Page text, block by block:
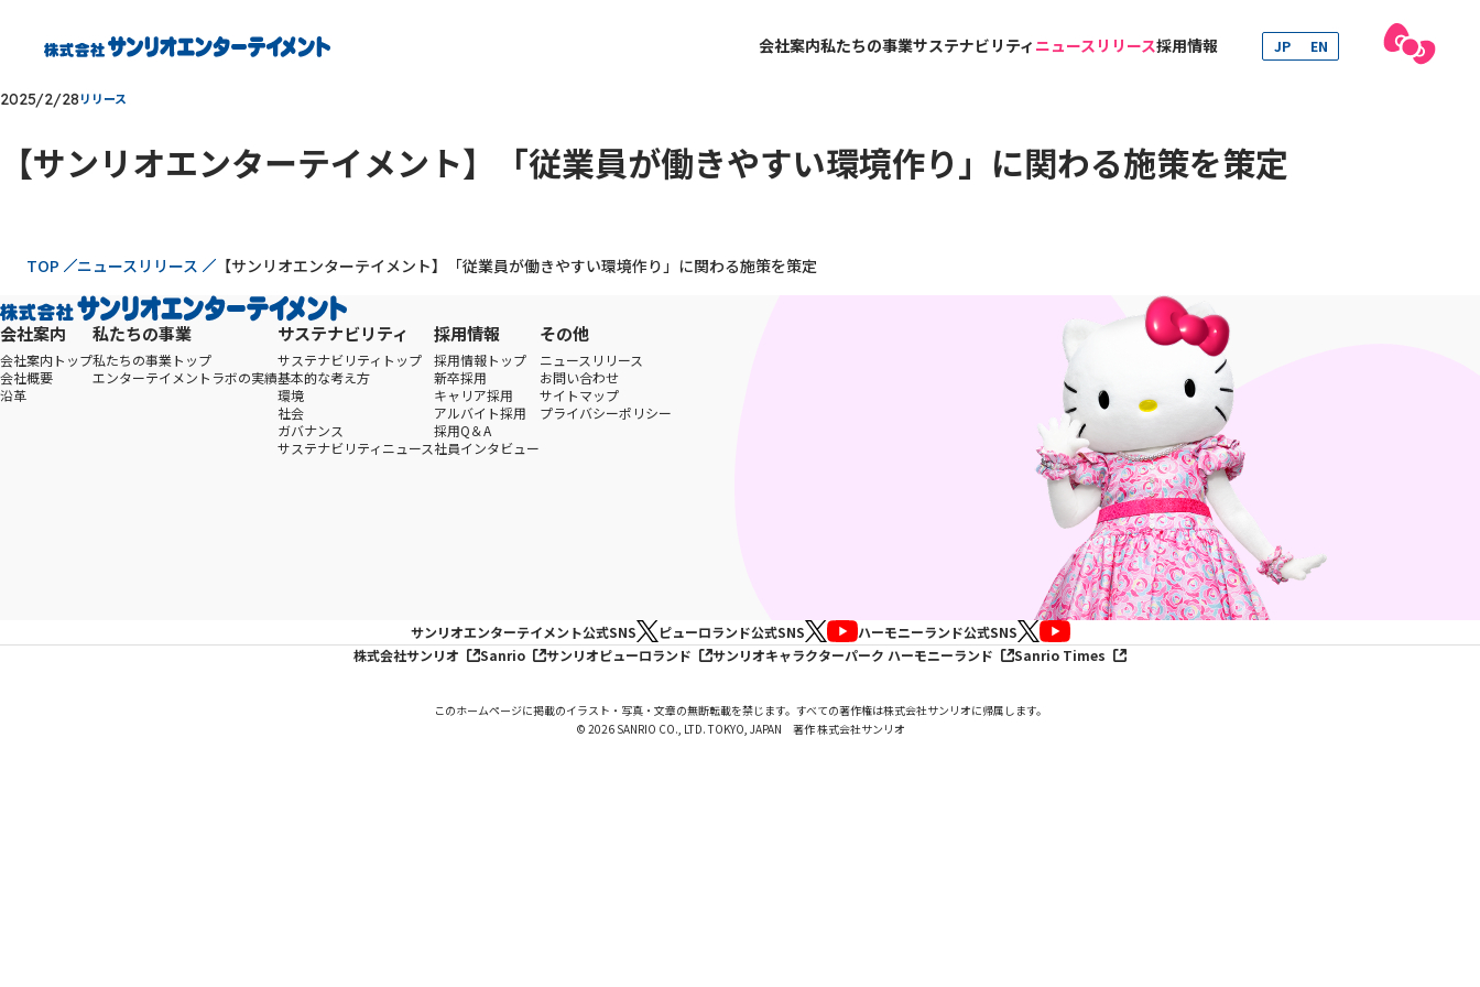
会社案内私たちの事業サステナビリティ ニュースリリース採用情報 JP EN
2025/2/28リリース
【サンリオエンターテイメント】「従業員が働きやすい環境作り」に関わる施策を策定
現在位置
TOP ニュースリリース 【サンリオエンターテイメント】「従業員が働きやすい環境作り」に関わる施策を策定
会社案内
会社案内トップ
会社概要
沿革
私たちの事業
私たちの事業トップ
エンターテイメントラボの実績
サステナビリティ
サステナビリティトップ
基本的な考え方
環境
社会
ガバナンス
サステナビリティニュース
採用情報
採用情報トップ
新卒採用
キャリア採用
アルバイト採用
採用Q＆A
社員インタビュー
その他
ニュースリリース
お問い合わせ
サイトマップ
プライバシーポリシー
サンリオエンターテイメント公式SNS ピューロランド公式SNS ハーモニーランド公式SNS
株式会社サンリオ
Sanrio サンリオピューロランド サンリオキャラクターパーク ハーモニーランド Sanrio Times
このホームページに掲載のイラスト・写真・文章の無断転載を禁じます。すべての著作権は株式会社サンリオに帰属します。
© 2026 SANRIO CO., LTD. TOKYO, JAPAN 著作 株式会社サンリオ